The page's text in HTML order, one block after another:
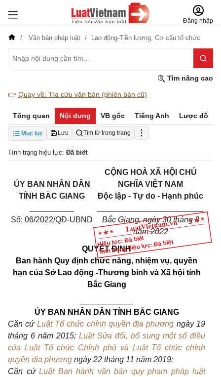
Đăng nhập
Văn bản pháp luật Lao động-Tiền lương, Cơ cấu tổ chức
Tìm nâng cao
👉 Quay về: Tra cứu văn bản (phiên bản cũ)
Tổng quan Nội dung VB gốc Tiếng Anh Lược đồ
Mục lục Lưu Tìm từ trong trang
Tình trạng hiệu lực: Đã biết
Hiệu lực: Đã biết
Tình trạng hiệu lực: Đã biết
ỦY BAN NHÂN DÂN
TỈNH BẮC GIANG
Số: 06/2022/QĐ-UBND
CỘNG HOÀ XÃ HỘI CHỦ
NGHĨA VIỆT NAM
Độc lập - Tự do - Hạnh phúc
Bắc Giang, ngày 30 tháng 3
năm 2022
QUYẾT ĐỊNH
Ban hành Quy định chức năng, nhiệm vụ, quyền
hạn của Sở Lao động -Thương binh và Xã hội tỉnh
Bắc Giang
ỦY BAN NHÂN DÂN TỈNH BẮC GIANG
Căn cứ Luật Tổ chức chính quyền địa phương ngày 19
tháng 6 năm 2015; Luật Sửa đổi, bổ sung một số điều
của Luật Tổ chức Chính phủ và Luật Tổ chức chính
quyền địa phương ngày 22 tháng 11 năm 2019;
Căn cứ Luật Ban hành văn bản quy phạm pháp luật